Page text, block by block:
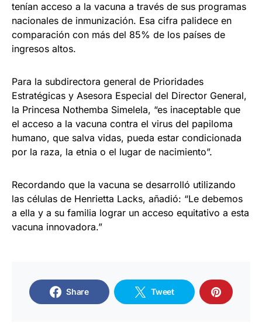
tenían acceso a la vacuna a través de sus programas
nacionales de inmunización. Esa cifra palidece en
comparación con más del 85% de los países de
ingresos altos.
Para la subdirectora general de Prioridades
Estratégicas y Asesora Especial del Director General,
la Princesa Nothemba Simelela, “es inaceptable que
el acceso a la vacuna contra el virus del papiloma
humano, que salva vidas, pueda estar condicionada
por la raza, la etnia o el lugar de nacimiento”.
Recordando que la vacuna se desarrolló utilizando
las células de Henrietta Lacks, añadió: “Le debemos
a ella y a su familia lograr un acceso equitativo a esta
vacuna innovadora.”
Share Tweet